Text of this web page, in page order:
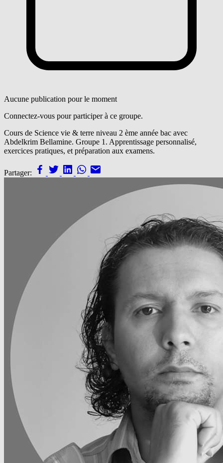
Aucune publication pour le moment
Connectez-vous pour participer à ce groupe.
Cours de Science vie & terre niveau 2 ème année bac avec
Abdelkrim Bellamine. Groupe 1. Apprentissage personnalisé,
exercices pratiques, et préparation aux examens.
Partager: